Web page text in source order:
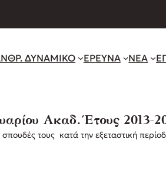
ΔΥΝΑΜΙΚΟ ΕΡΕΥΝΑ ΝΕΑ
Ακαδ. Έτους 2013-
τους κατά την εξεταστική